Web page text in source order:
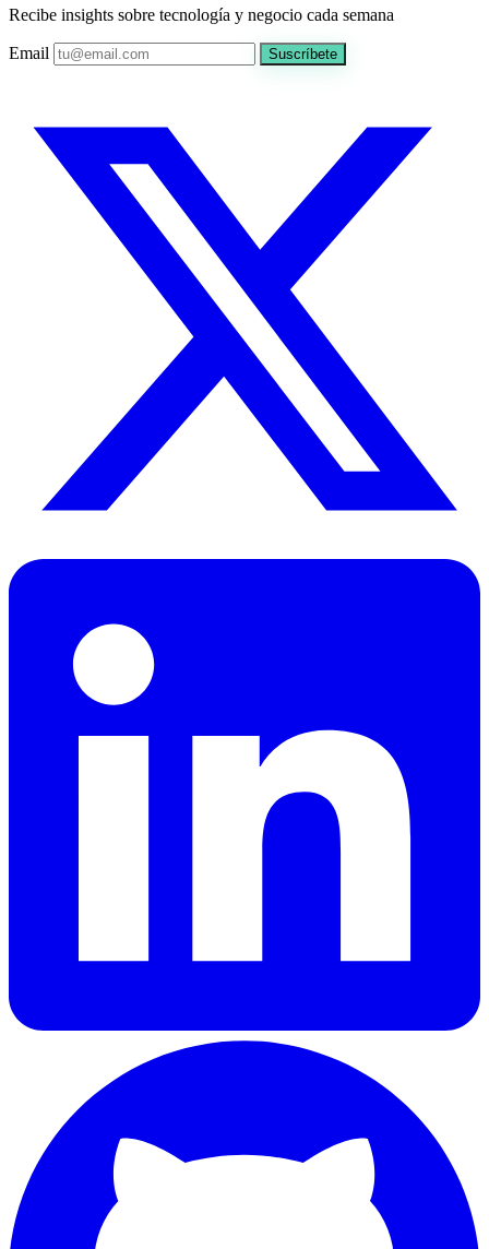
Recibe insights sobre tecnología y negocio cada semana
Email Suscríbete